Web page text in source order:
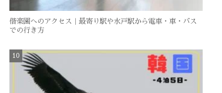
偕楽園へのアクセス｜最寄り駅や水戸駅から電車・車・バス
での行き方